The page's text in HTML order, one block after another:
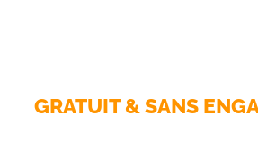
GRATUIT & SANS